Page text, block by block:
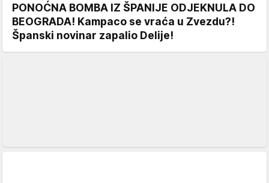
PONOĆNA BOMBA IZ ŠPANIJE ODJEKNULA DO
BEOGRADA! Kampaco se vraća u Zvezdu?!
Španski novinar zapalio Delije!